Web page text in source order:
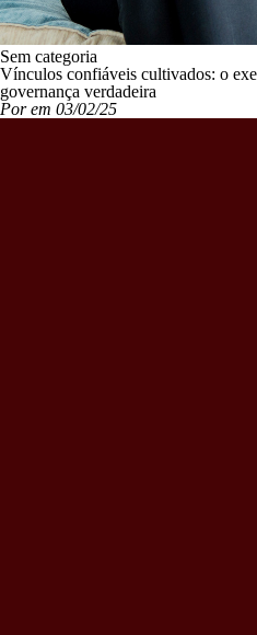
Sem categoria
Vínculos confiáveis cultivados: o
governança verdadeira
Por em 03/02/25